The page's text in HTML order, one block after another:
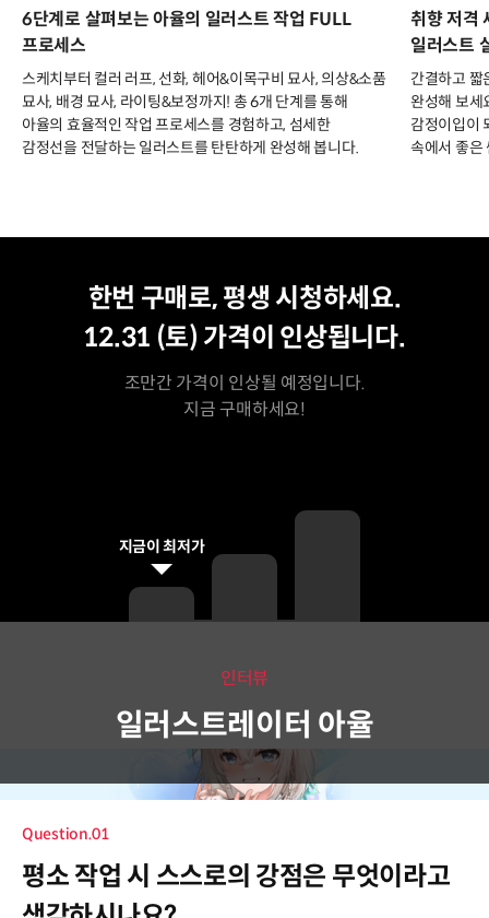
6단계로 살펴보는 아율의 일러스트 작업 FULL
프로세스
스케치부터 컬러 러프, 선화, 헤어&이목구비 묘사, 의상&소품
묘사, 배경 묘사, 라이팅&보정까지! 총 6개 단계를 통해
아율의 효율적인 작업 프로세스를 경험하고, 섬세한
감정선을 전달하는 일러스트를 탄탄하게 완성해 봅니다.
취향 저격
일러스트
간결하고 짧
완성해 보세
감정이입이
속에서 좋은
한번 구매로, 평생 시청하세요.
12.31 (토) 가격이 인상됩니다.
조만간 가격이 인상될 예정입니다.
지금 구매하세요!
지금이 최저가
인터뷰
일러스트레이터 아율
Question.01
평소 작업 시 스스로의 강점은 무엇이라고